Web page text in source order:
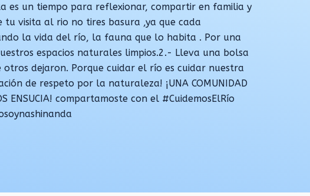
es un tiempo para reflexionar, compartir en familia y
visita al rio no tires basura ,ya que cada
la vida del río, la fauna que lo habita . Por una
espacios naturales limpios.2.- Lleva una bolsa
dejaron. Porque cuidar el río es cuidar nuestra
de respeto por la naturaleza! ¡UNA COMUNIDAD
ENSUCIA! compartamoste con el #CuidemosElRío